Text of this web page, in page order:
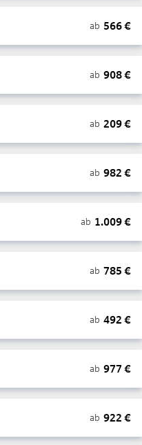
ab 566€
ab 908€
ab 209€
ab 982 €
ab 1.009€
ab 785 €
ab 492 €
ab 977 €
ab 922 €